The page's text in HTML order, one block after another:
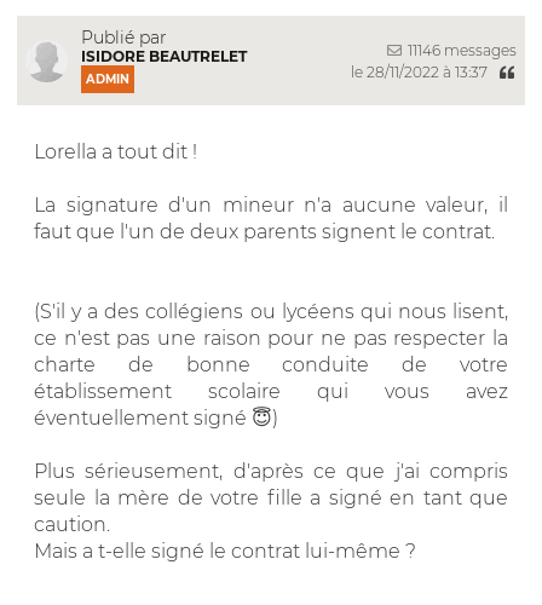
Publié par
ISIDORE BEAUTRELET
ADMIN
11146 messages
le 28/11/2022 à 13:37
Lorella a tout dit !
La signature d'un mineur n'a aucune valeur, il
faut que l'un de deux parents signent le contrat.
(S'il y a des collégiens ou lycéens qui nous lisent,
ce n'est pas une raison pour ne pas respecter la
charte de bonne conduite de votre
établissement scolaire qui vous avez
éventuellement signé 😇)
Plus sérieusement, d'après ce que j'ai compris
seule la mère de votre fille a signé en tant que
caution.
Mais a t-elle signé le contrat lui-même ?